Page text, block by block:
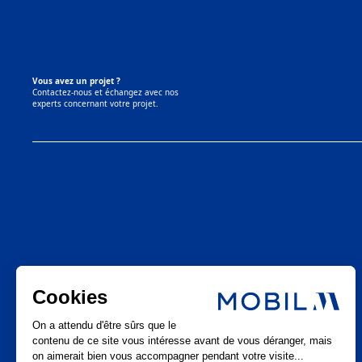
Vous avez un projet ?
Contactez-nous et échangez avec nos
experts concernant votre projet.
LinkedIn
Instagram
Facebook
Youtube
Pinterest
Mobil M & Vous
Nos offres d’emploi